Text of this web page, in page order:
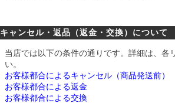
キャンセル・返品（返金・交換）について
当店では以下の条件の通りです。詳細は、各
い。
お客様都合によるキャンセル（商品発送前）
お客様都合による返金
お客様都合による交換